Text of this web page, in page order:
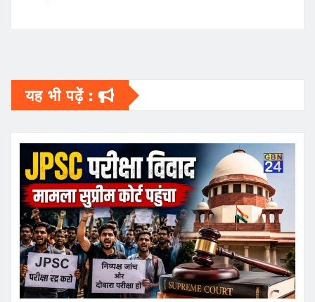
यह भी पढ़ें :